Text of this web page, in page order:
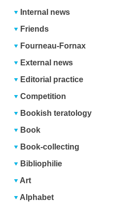
Internal news
Friends
Fourneau-Fornax
External news
Editorial practice
Competition
Bookish teratology
Book
Book-collecting
Bibliophilie
Art
Alphabet